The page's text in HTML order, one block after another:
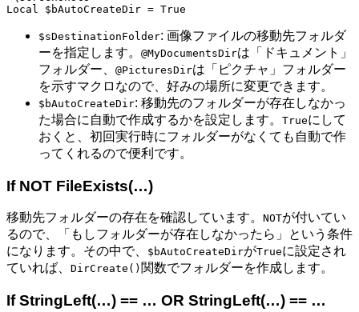
Local
$bAutoCreateDir = True
$sDestinationFolder: 画像ファイルの移動先フォルダ
ーを指定します。 @MyDocumentsDirは「ドキュメント」
フォルダー、 @PicturesDirは「ピクチャ」フォルダー
を示すマクロなので、好みの場所に変更できます。
$bAutoCreateDir: 移動先のフォルダーが存在しなかっ
た場合に自動で作成するかを設定します。 Trueにして
おくと、初回実行時にフォルダーがなくても自動で作
ってくれるので便利です。
If NOT FileExists(…)
移動先フォルダーの存在を確認しています。 NOTが付いてい
るので、「もしフォルダーが存在しなかったら」という条件
になります。その中で、
$bAutoCreateDirがTrueに設定され
ていれば、 DirCreate() 関数でフォルダーを作成します。
If StringLeft(…) == … OR StringLeft(…) == …